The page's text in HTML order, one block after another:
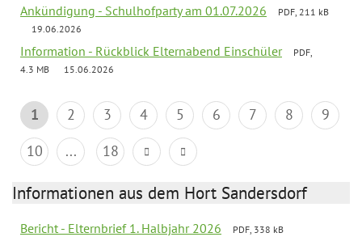
Ankündigung - Schulhofparty am 01.07.2026
PDF, 211 kB
19.06.2026
Information - Rückblick Elternabend Einschüler
PDF,
4.3 MB
15.06.2026
1 2 3 4 5 6 7 8
9
10
... 18
Informationen aus dem Hort Sandersdorf
Bericht - Elternbrief 1. Halbjahr 2026
PDF, 338 kB